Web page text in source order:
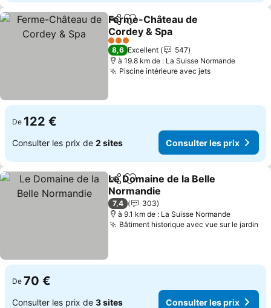
PartagerAjouter à mes favoris
Ferme-Château de
Cordey & Spa
3 Étoiles
8,6 Excellent
547
à 19.8 km de : La Suisse Normande
Piscine intérieure avec jets
De 122 €
Consulter les prix de 2 sites Consulter les prix
PartagerAjouter à mes favoris
Le Domaine de la Belle
Normandie
7,4
303
à 9.1 km de : La Suisse Normande
Bâtiment historique avec vue sur le jardin
De 70 €
Consulter les prix de 3 sites Consulter les prix